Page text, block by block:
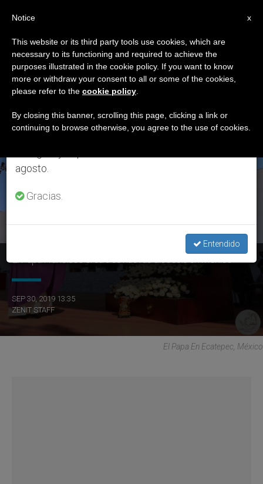
ETIQUETA
Posts Tagged
‘Xochimilco’
ÚLTIMAS NOTICIAS
SEP 30, 2019 13:35
ZENIT STAFF
El Papa En Ecatepec, México
×
Aviso importante
Del 27 de julio al 7 de agosto haremos la pausa
anual, aprovechando que en el periodo de verano
se generan menos informaciones y también el
agosto.
Gracias.
Entendido
x
Notice
This website or its third party tools use cookies, which are
necessary to its functioning and required to achieve the
purposes illustrated in the cookie policy. If you want to know
more or withdraw your consent to all or some of the cookies,
please refer to the cookie policy
By closing this banner, scrolling this page, clicking a link or
continuing to browse otherwise, you agree to the use of cookies.